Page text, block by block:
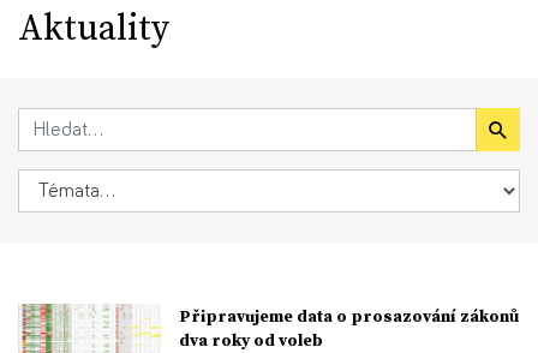
Aktuality
Připravujeme data o prosazování zákonů
dva roky od voleb